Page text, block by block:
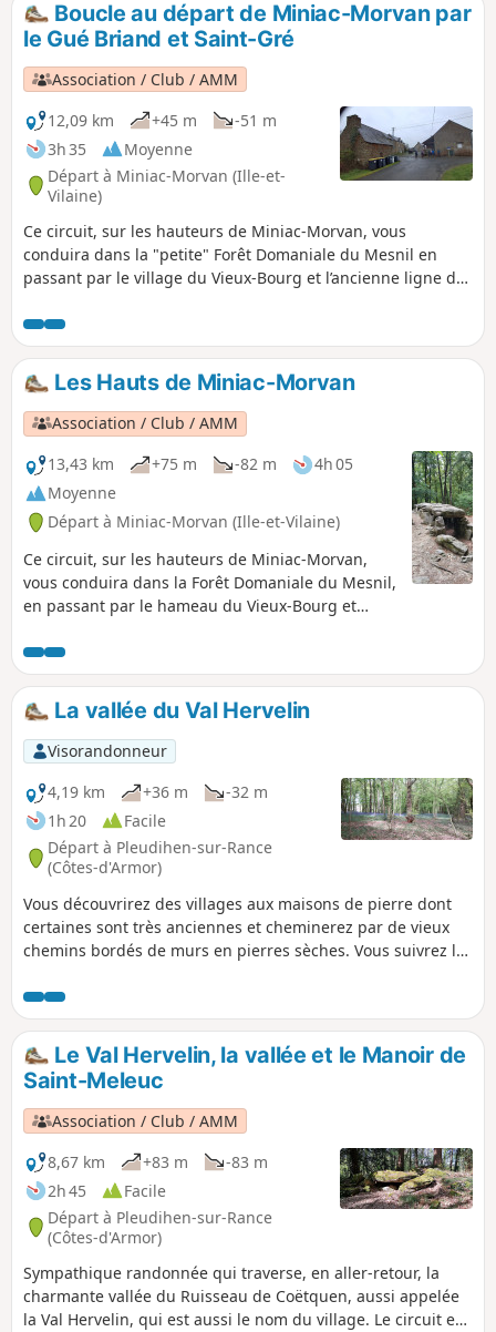
p
Boucle au départ de Miniac-Morvan par
le Gué Briand et Saint-Gré
Association / Club / AMM
12,09 km
+45 m
-51 m
3h 35
Moyenne
Départ à Miniac-Morvan (Ille-et-
Vilaine)
Ce circuit, sur les hauteurs de Miniac-Morvan, vous
conduira dans la "petite" Forêt Domaniale du Mesnil en
passant par le village du Vieux-Bourg et l’ancienne ligne du
pourriez, par temps clair, voir un beau panorama sur la côte
de Cancale.Ce circuit emprunte de nombreux chemins sur
terre et en sous-bois. Très agréable pendant la belle saison,
mais parfois très humide en dehors.
Les Hauts de Miniac-Morvan
Association / Club / AMM
13,43 km
+75 m -82 m
4h 05
Moyenne
Départ à Miniac-Morvan (Ille-et-Vilaine)
Ce circuit, sur les hauteurs de Miniac-Morvan,
vous conduira dans la Forêt Domaniale du Mesnil,
en passant par le hameau du Vieux-Bourg et
Malo.Ce circuit emprunte de nombreux chemins
sur terre et en sous-bois. Très agréable pendant
la belle saison, mais parfois très humide en
dehors.La vallée du Val Hervelin
Visorandonneur
4,19 km
+36 m
-32 m
1h 20
Facile
Départ à Pleudihen-sur-Rance
(Côtes-d'Armor)
Vous découvrirez des villages aux maisons de pierre dont
certaines sont très anciennes et cheminerez par de vieux
chemins bordés de murs en pierres sèches. Vous suivrez le
arbres. Si vous avez le temps, il y a plusieurs petits sentiers
non balisés qui serpentent au fond ce cette vallée
reposante et sauvage.
Le Val Hervelin, la vallée et le Manoir de
Saint-Meleuc
Association / Club / AMM
8,67 km
+83 m
-83 m
2h 45
Facile
Départ à Pleudihen-sur-Rance
(Côtes-d'Armor)
Sympathique randonnée qui traverse, en aller-retour, la
charmante vallée du Ruisseau de Coëtquen, aussi appelée
la Val Hervelin, qui est aussi le nom du village. Le circuit est